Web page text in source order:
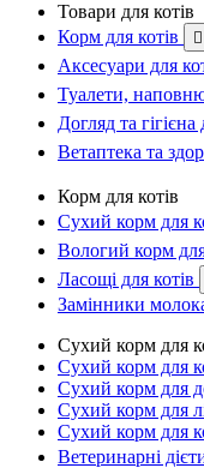
Товари для котів
Корм для котів

Аксесуари для
Туалети,
Догляд та гігієна
Ветаптека та
Корм для котів
Сухий корм для
Вологий корм для
Ласощі для котів
Замінники
Сухий корм для
Сухий корм для
Сухий корм для
Сухий корм для
Сухий корм для
Ветеринарні